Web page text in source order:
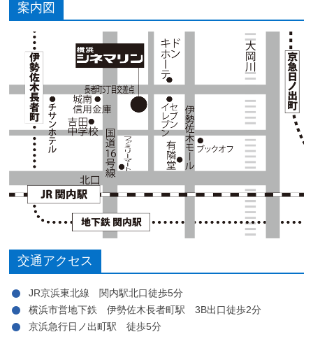
案内図
交通アクセス
JR京浜東北線 関内駅北口徒歩5分
横浜市営地下鉄 伊勢佐木長者町駅 3B出口徒歩2分
京浜急行日ノ出町駅 徒歩5分